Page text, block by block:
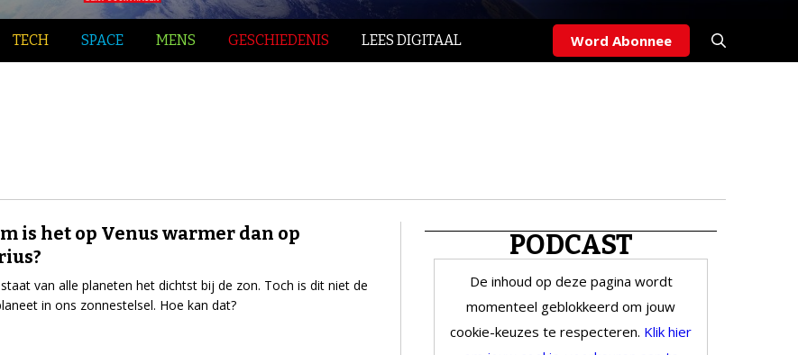
TECH SPACE MENS GESCHIEDENIS LEES DIGITAAL Word Abonnee
is het op Venus warmer dan op
van alle planeten het dichtst bij de zon. Toch is dit niet de
in ons zonnestelsel. Hoe kan dat?
PODCAST
De inhoud op deze pagina wordt
momenteel geblokkeerd om jouw
cookie-keuzes te respecteren. Klik hier